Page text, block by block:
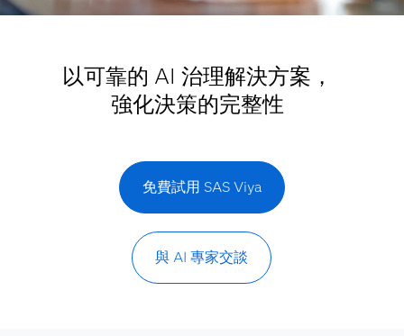
以可靠的 AI 治理解決方案，
強化決策的完整性
免費試用 SAS Viya
與 AI 專家交談